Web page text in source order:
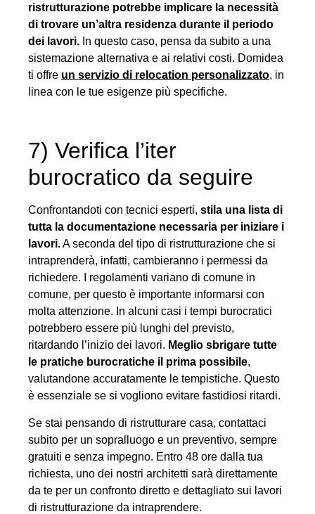
ristrutturazione potrebbe implicare la necessità
di trovare un’altra residenza durante il periodo
dei lavori. In questo caso, pensa da subito a una
sistemazione alternativa e ai relativi costi. Domidea
ti offre un servizio di relocation personalizzato, in
linea con le tue esigenze più specifiche.
7) Verifica l’iter
burocratico da seguire
Confrontandoti con tecnici esperti, stila una lista di
tutta la documentazione necessaria per iniziare i
lavori.A seconda del tipo di ristrutturazione che si
intraprenderà, infatti, cambieranno i permessi da
richiedere. I regolamenti variano di comune in
comune, per questo è importante informarsi con
molta attenzione. In alcuni casi i tempi burocratici
potrebbero essere più lunghi del previsto,
ritardando l’inizio dei lavori. Meglio sbrigare tutte
le pratiche burocratiche il prima possibile,
valutandone accuratamente le tempistiche. Questo
è essenziale se si vogliono evitare fastidiosi ritardi.
Se stai pensando di ristrutturare casa, contattaci
subito per un sopralluogo e un preventivo, sempre
gratuiti e senza impegno. Entro 48 ore dalla tua
richiesta, uno dei nostri architetti sarà direttamente
da te per un confronto diretto e dettagliato sui lavori
di ristrutturazione da intraprendere.